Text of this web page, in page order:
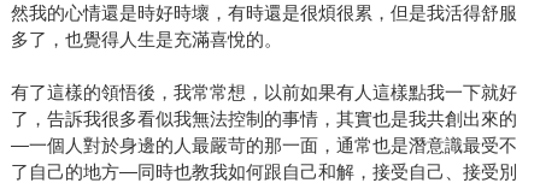
然我的心情還是時好時壞，有時還是很煩很累，但是我活得舒服
多了，也覺得人生是充滿喜悅的。
有了這樣的領悟後，我常常想，以前如果有人這樣點我一下就好
了，告訴我很多看似我無法控制的事情，其實也是我共創出來的
—一個人對於身邊的人最嚴苛的那一面，通常也是潛意識最受不
了自己的地方—同時也教我如何跟自己和解，接受自己、接受別